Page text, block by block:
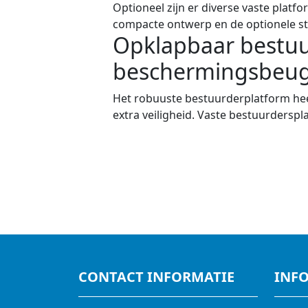
Optioneel zijn er diverse vaste
compacte ontwerp en de optionele
Opklapbaar
Het robuuste bestuurderplatform
extra veiligheid. Vaste
CONTACT INFORMATIE